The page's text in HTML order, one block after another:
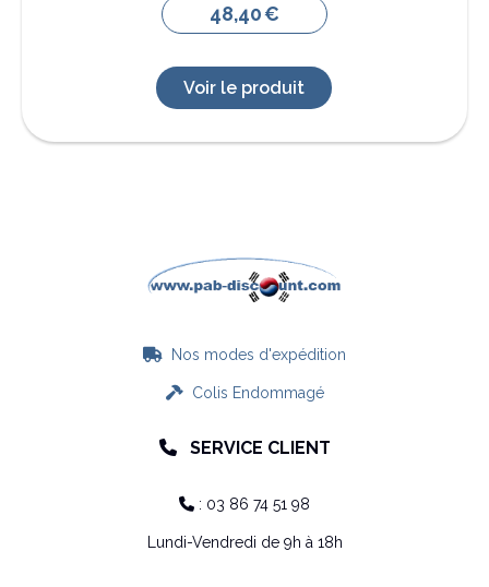
48,40€
Voir le produit
 Nos modes d'expédition
Colis Endommagé
 SERVICE CLIENT
 : 03 86 74 51 98
Lundi-Vendredi de 9h à 18h